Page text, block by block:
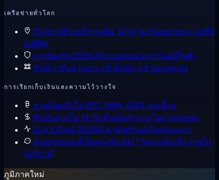
เครือข่ายทั่วโลก
13 สถานที่ อเมริกาเหนือ, ยุโรป, ตะวันออกกลาง, เอเชีย
แปซิฟิก
การป้องกัน DDoS มีระบบลดทอนการโจมตีในตัว
IPv6 + IPv4 เฉพาะ v6 ดั้งเดิม, v4 ของคุณเอง
การเรียกเก็บเงินและความไว้วางใจ
จ่ายด้วยคริปโต BTC, XMR, USDT และอื่นๆ
คืนเงินภายใน 14 วัน คืนเต็มจำนวน ไม่ถามเหตุผล
SLA อัปไทม์ 99.95% คำมั่นด้านอัปไทม์ของเรา
ฝ่ายสนับสนุนที่เป็นคนจริง 24/7วิศวกรตัวจริง ภายใน
ไม่กี่นาที
ภูมิภาคใหม่